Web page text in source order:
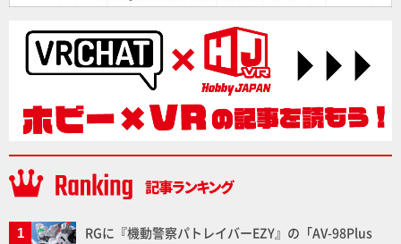
RGに『機動警察パトレイバーEZY』の「AV-98Plus